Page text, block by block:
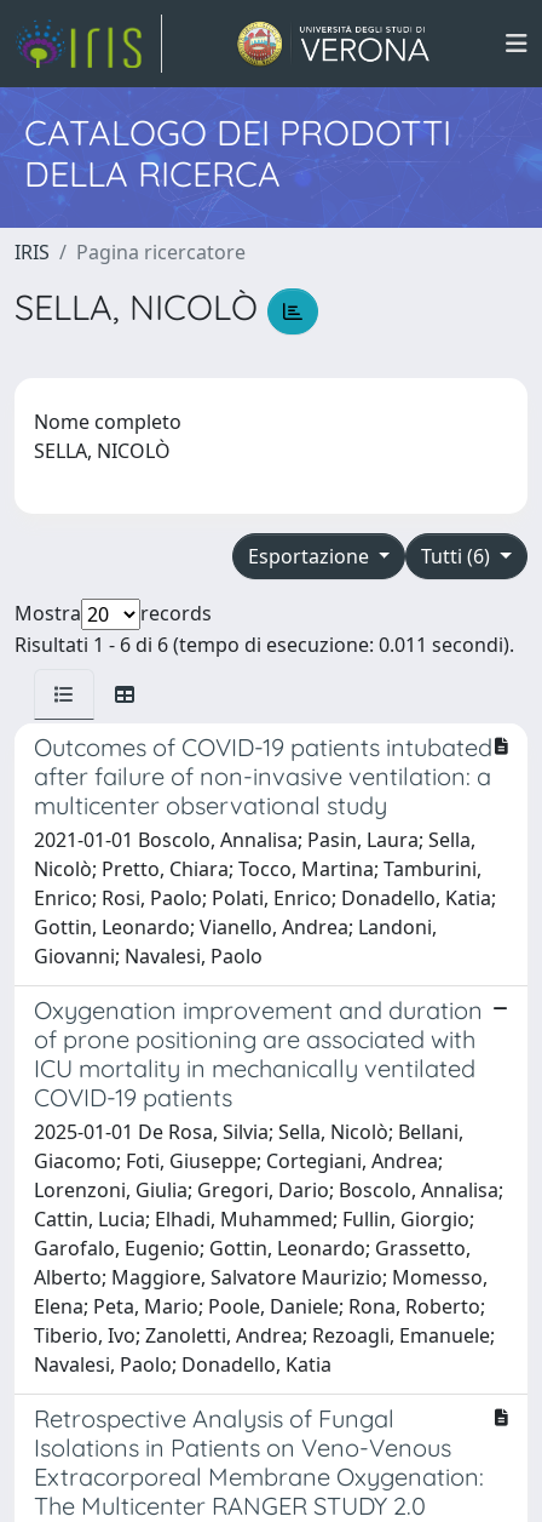
CATALOGO DEI PRODOTTI
DELLA RICERCA
IRIS Pagina ricercatore
SELLA, NICOLÒ
Nome completo
SELLA, NICOLÒ
Tutti (6)
Esportazione
Mostra
records
Risultati 1 - 6 di 6 (tempo di esecuzione: 0.011 secondi).
Outcomes of COVID-19 patients intubated
after failure of non-invasive ventilation: a
multicenter observational study
2021-01-01 Boscolo, Annalisa; Pasin, Laura; Sella,
Nicolò; Pretto, Chiara; Tocco, Martina; Tamburini,
Enrico; Rosi, Paolo; Polati, Enrico; Donadello, Katia;
Gottin, Leonardo; Vianello, Andrea; Landoni,
Giovanni; Navalesi, Paolo
Oxygenation improvement and duration
of prone positioning are associated with
ICU mortality in mechanically ventilated
COVID-19 patients
2025-01-01 De Rosa, Silvia; Sella, Nicolò; Bellani,
Giacomo; Foti, Giuseppe; Cortegiani, Andrea;
Lorenzoni, Giulia; Gregori, Dario; Boscolo, Annalisa;
Cattin, Lucia; Elhadi, Muhammed; Fullin, Giorgio;
Garofalo, Eugenio; Gottin, Leonardo; Grassetto,
Alberto; Maggiore, Salvatore Maurizio; Momesso,
Elena; Peta, Mario; Poole, Daniele; Rona, Roberto;
Tiberio, Ivo; Zanoletti, Andrea; Rezoagli, Emanuele;
Navalesi, Paolo; Donadello, Katia
Retrospective Analysis of Fungal
Isolations in Patients on Veno-Venous
Extracorporeal Membrane Oxygenation:
The Multicenter RANGER STUDY 2.0